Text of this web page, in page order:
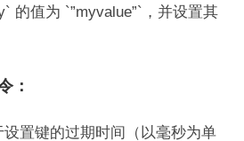
的值为 `”myvalue”`，并设置其
：
置键的过期时间（以毫秒为单